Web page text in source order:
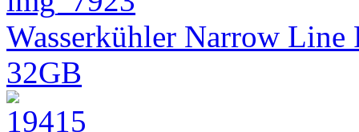
Wasserkühler Narrow
32GB